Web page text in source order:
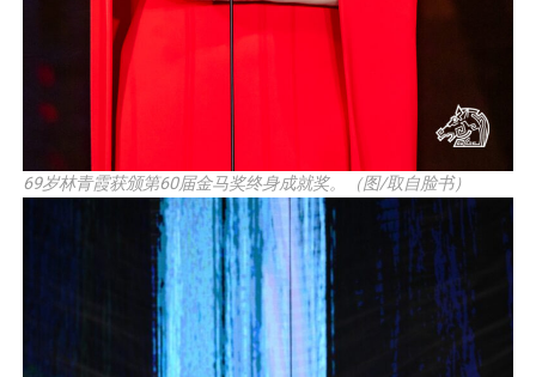
69岁林青霞获颁第60届金马奖终身成就奖。（图/取自脸书）